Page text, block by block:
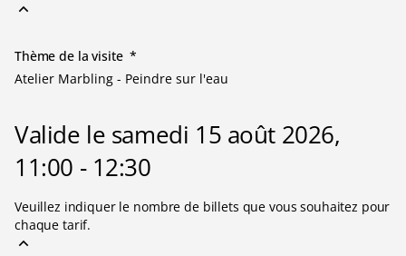
Thème de la visite*
Atelier Marbling - Peindre sur l'eau
Valide le samedi 15 août 2026,
11:00 - 12:30
Veuillez indiquer le nombre de billets que vous souhaitez pour
chaque tarif.